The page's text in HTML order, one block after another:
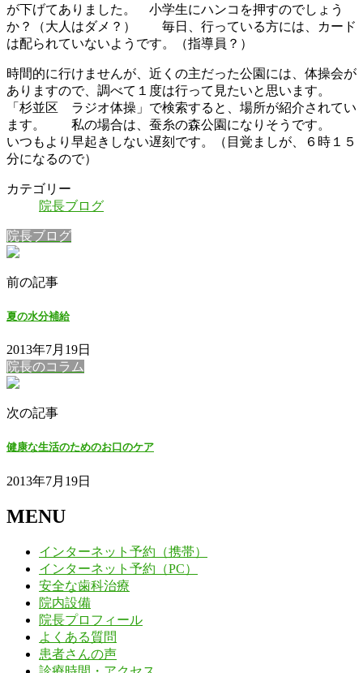
が下げてありました。 小学生にハンコを押すのでしょう
か？（大人はダメ？） 毎日、行っている方には、カード
は配られていないようです。（指導員？）
時間的に行けませんが、近くの主だった公園には、体操会が
ありますので、調べて１度は行って見たいと思います。
「杉並区 ラジオ体操」で検索すると、場所が紹介されてい
ます。 私の場合は、蚕糸の森公園になりそうです。
いつもより早起きしない遅刻です。（目覚ましが、６時１５
分になるので）
カテゴリー
院長ブログ
院長ブログ
前の記事
夏の水分補給
2013年7月19日
院長のコラム
次の記事
健康な生活のためのお口のケア
2013年7月19日
MENU
インターネット予約（携帯）
インターネット予約（PC）
安全な歯科治療
院内設備
院長プロフィール
よくある質問
患者さんの声